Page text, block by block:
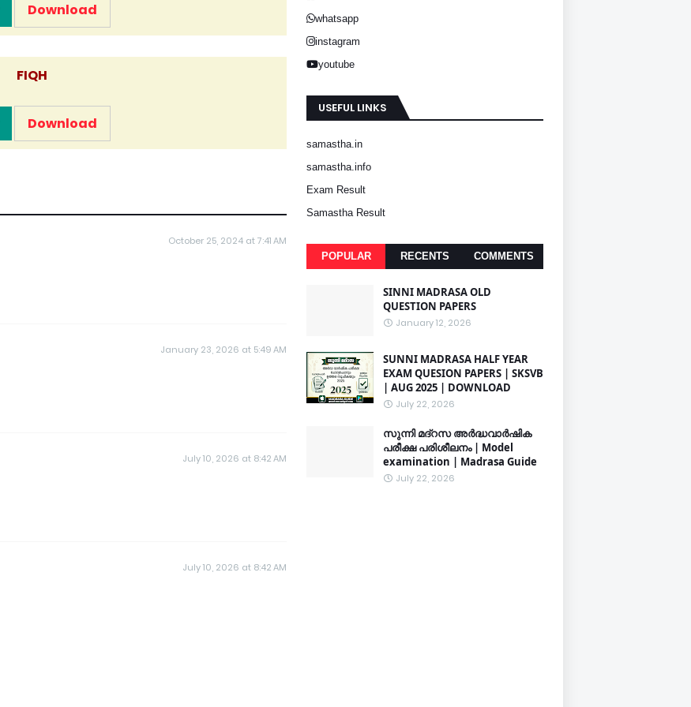
Download
FIQH
Download
October 25, 2024 at 7:41 AM
January 23, 2026 at 5:49 AM
July 10, 2026 at 8:42 AM
July 10, 2026 at 8:42 AM
whatsapp
instagram
youtube
USEFUL LINKS
samastha.in
samastha.info
Exam Result
Samastha Result
POPULAR RECENTS COMMENTS
SINNI MADRASA OLD
QUESTION PAPERS
January 12, 2026
SUNNI MADRASA HALF YEAR
EXAM QUESION PAPERS | SKSVB
| AUG 2025 | DOWNLOAD
July 22, 2026
സുന്നി മദ്റസ അർദ്ധവാർഷിക
പരീക്ഷ പരിശീലനം | Model
examination | Madrasa Guide
July 22, 2026